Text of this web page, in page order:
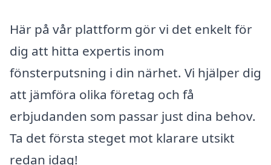
Här på vår plattform gör vi det enkelt för
dig att hitta expertis inom
fönsterputsning i din närhet. Vi hjälper dig
att jämföra olika företag och få
erbjudanden som passar just dina behov.
Ta det första steget mot klarare utsikt
redan idag!